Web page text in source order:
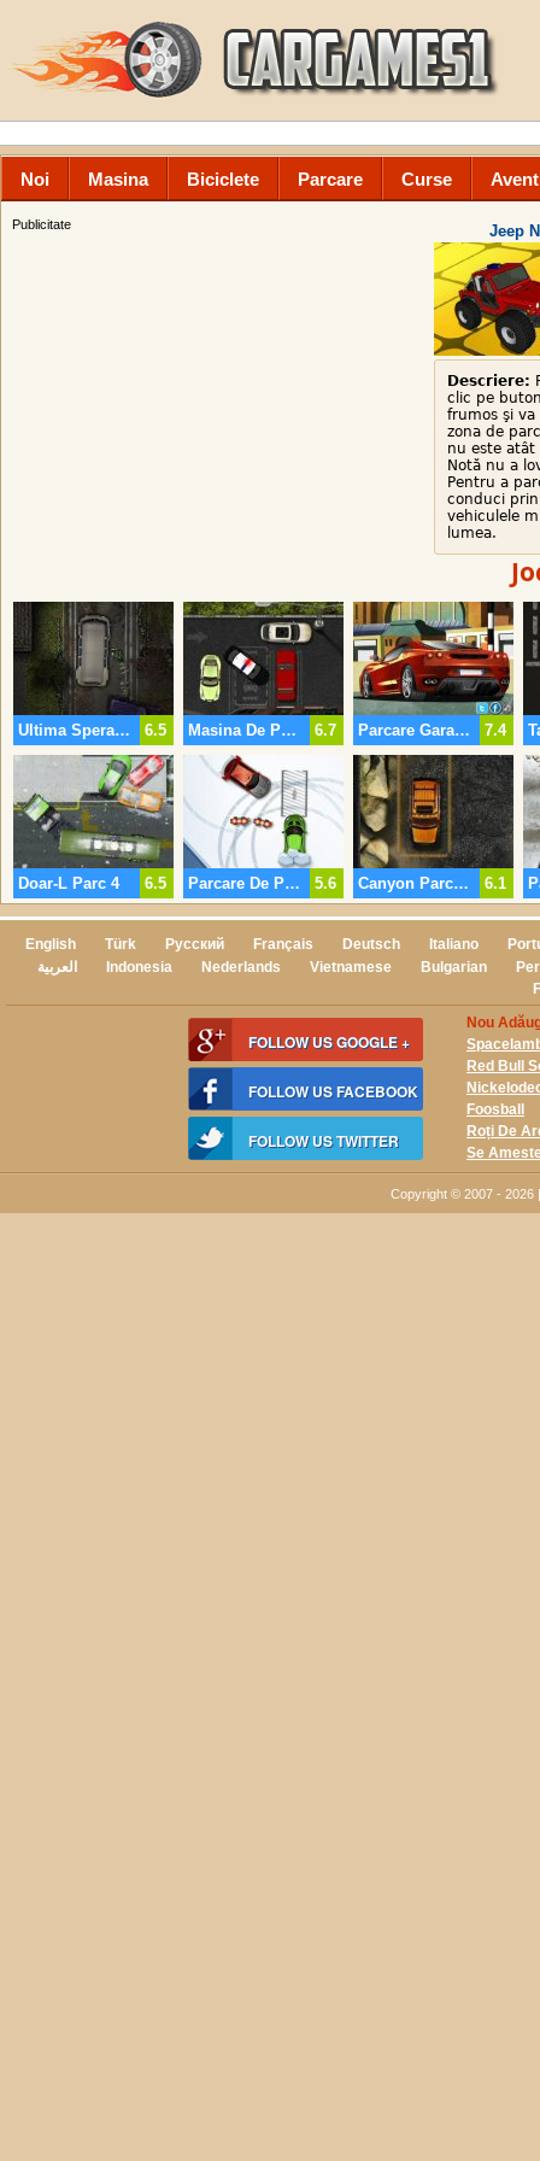
Noi Masina Biciclete Parcare Curse
Publicitate Jeep
Descriere:
clic pe
frumos şi
zona de
nu este atât
Notă nu a
Pentru a
conduci
vehiculele
lumea.
6.5
Ultima Speranţă Autobuz 6.7
Masina De Politie Parcare 3 7.4
Parcare Gara De Tren
6.5
Doar-L Parc 4 5.6
Parcare De Patinoar De Gheaţă 6.1
Canyon Parcare
English Türk Русский Français Deutsch Italiano
العربية
Indonesia Nederlands Vietnamese Bulgarian
FOLLOW US GOOGLE +
FOLLOW US FACEBOOK
FOLLOW US TWITTER
Nou
Red Bull
Foosball
Roți De
Se
Copyright © 2007 - 2026